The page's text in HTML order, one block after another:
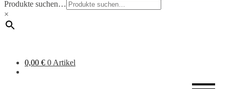
Produkte suchen…
×
0,00 € 0 Artikel